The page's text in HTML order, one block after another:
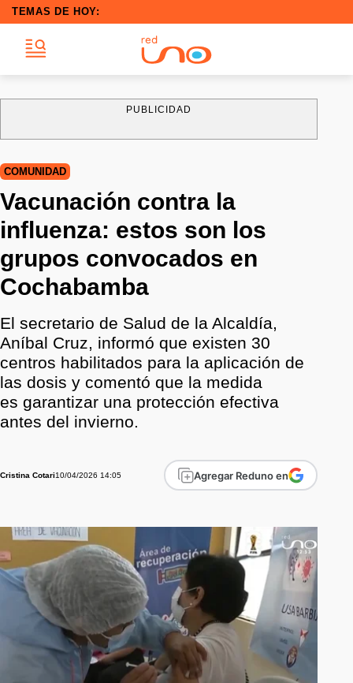
TEMAS DE HOY:
PUBLICIDAD
COMUNIDAD
Vacunación contra la
influenza: estos son los
grupos convocados en
Cochabamba
El secretario de Salud de la Alcaldía,
Aníbal Cruz, informó que existen 30
centros habilitados para la aplicación de
las dosis y comentó que la medida
es garantizar una protección efectiva
antes del invierno.
Cristina Cotari10/04/2026 14:05 Agregar Reduno en